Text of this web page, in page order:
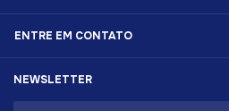
ENTRE EM CONTATO
NEWSLETTER